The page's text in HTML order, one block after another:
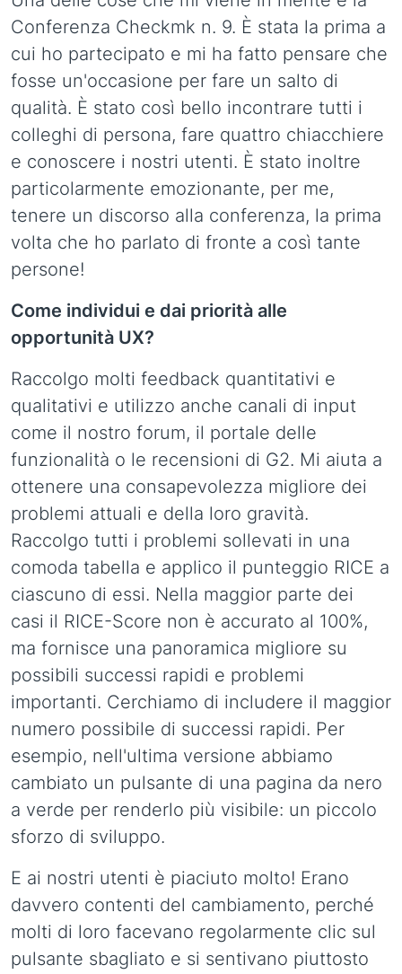
Conferenza Checkmk n. 9. È stata la prima a
cui ho partecipato e mi ha fatto pensare che
fosse un'occasione per fare un salto di
qualità. È stato così bello incontrare tutti i
colleghi di persona, fare quattro chiacchiere
e conoscere i nostri utenti. È stato inoltre
particolarmente emozionante, per me,
tenere un discorso alla conferenza, la prima
volta che ho parlato di fronte a così tante
persone!
Come individui e dai priorità alle
opportunità UX?
Raccolgo molti feedback quantitativi e
qualitativi e utilizzo anche canali di input
come il nostro forum, il portale delle
funzionalità o le recensioni di G2. Mi aiuta a
ottenere una consapevolezza migliore dei
problemi attuali e della loro gravità.
Raccolgo tutti i problemi sollevati in una
comoda tabella e applico il punteggio RICE a
ciascuno di essi. Nella maggior parte dei
casi il RICE-Score non è accurato al 100%,
ma fornisce una panoramica migliore su
possibili successi rapidi e problemi
importanti. Cerchiamo di includere il maggior
numero possibile di successi rapidi. Per
esempio, nell'ultima versione abbiamo
cambiato un pulsante di una pagina da nero
a verde per renderlo più visibile: un piccolo
sforzo di sviluppo.
E ai nostri utenti è piaciuto molto! Erano
davvero contenti del cambiamento, perché
molti di loro facevano regolarmente clic sul
pulsante sbagliato e si sentivano piuttosto